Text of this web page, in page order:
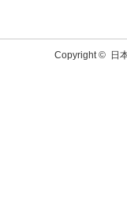
Copyright © 日